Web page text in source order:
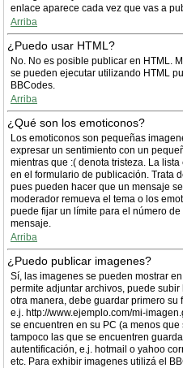
enlace aparece cada vez que vas a
Arriba
¿Puedo usar HTML?
No. No es posible publicar en HTML.
se pueden ejecutar utilizando HTML
BBCodes.
Arriba
¿Qué son los emoticonos?
Los emoticonos son pequeñas
expresar un sentimiento con un
mientras que :( denota tristeza. La
en el formulario de publicación. Trata
pues pueden hacer que un mensaje
moderador remueva el tema o los
puede fijar un límite para el número
mensaje.
Arriba
¿Puedo publicar imagenes?
Sí, las imagenes se pueden mostrar
permite adjuntar archivos, puede
otra manera, debe guardar primero
e.j. http://www.ejemplo.com/mi-
se encuentren en su PC (a menos
tampoco las que se encuentren
autentificación, e.j. hotmail o yahoo
etc. Para exhibir imagenes utilizá el